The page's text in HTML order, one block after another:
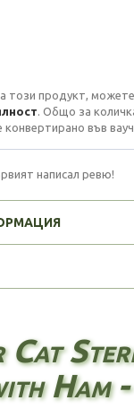
този продукт,
. Общо за
във
написал ревю!
Cat
Ham